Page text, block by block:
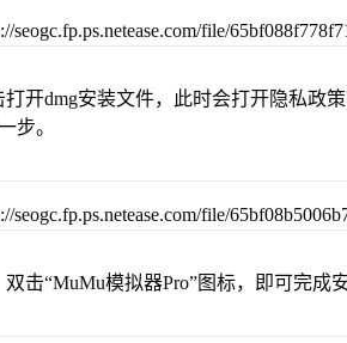
开dmg安装文件，此时会打开隐私政
步。
击“MuMu模拟器Pro”图标，即可完成安